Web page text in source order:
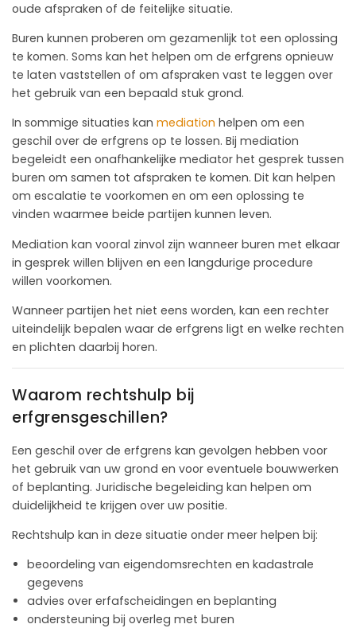
oude afspraken of de feitelijke situatie.
Buren kunnen proberen om gezamenlijk tot een oplossing
te komen. Soms kan het helpen om de erfgrens opnieuw
te laten vaststellen of om afspraken vast te leggen over
het gebruik van een bepaald stuk grond.
In sommige situaties kan mediation helpen om een
geschil over de erfgrens op te lossen. Bij mediation
begeleidt een onafhankelijke mediator het gesprek tussen
buren om samen tot afspraken te komen. Dit kan helpen
om escalatie te voorkomen en om een oplossing te
vinden waarmee beide partijen kunnen leven.
Mediation kan vooral zinvol zijn wanneer buren met elkaar
in gesprek willen blijven en een langdurige procedure
willen voorkomen.
Wanneer partijen het niet eens worden, kan een rechter
uiteindelijk bepalen waar de erfgrens ligt en welke rechten
en plichten daarbij horen.
Waarom rechtshulp bij
erfgrensgeschillen?
Een geschil over de erfgrens kan gevolgen hebben voor
het gebruik van uw grond en voor eventuele bouwwerken
of beplanting. Juridische begeleiding kan helpen om
duidelijkheid te krijgen over uw positie.
Rechtshulp kan in deze situatie onder meer helpen bij:
beoordeling van eigendomsrechten en kadastrale
gegevens
advies over erfafscheidingen en beplanting
ondersteuning bij overleg met buren